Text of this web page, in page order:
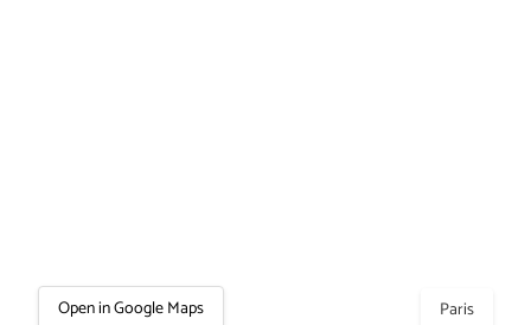
Open in Google Maps Paris